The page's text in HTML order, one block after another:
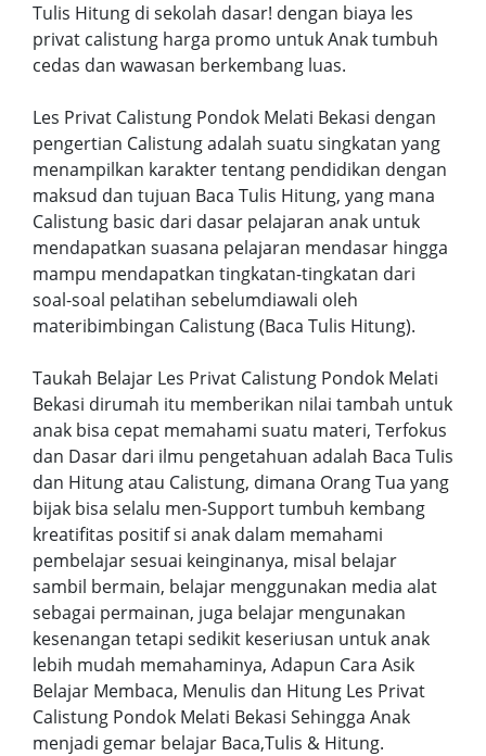
Tulis Hitung di sekolah dasar! dengan biaya les
privat calistung harga promo untuk Anak tumbuh
cedas dan wawasan berkembang luas.
Les Privat Calistung Pondok Melati Bekasi dengan
pengertian Calistung adalah suatu singkatan yang
menampilkan karakter tentang pendidikan dengan
maksud dan tujuan Baca Tulis Hitung, yang mana
Calistung basic dari dasar pelajaran anak untuk
mendapatkan suasana pelajaran mendasar hingga
mampu mendapatkan tingkatan-tingkatan dari
soal-soal pelatihan sebelumdiawali oleh
materibimbingan Calistung (Baca Tulis Hitung).
Taukah Belajar Les Privat Calistung Pondok Melati
Bekasi dirumah itu memberikan nilai tambah untuk
anak bisa cepat memahami suatu materi, Terfokus
dan Dasar dari ilmu pengetahuan adalah Baca Tulis
dan Hitung atau Calistung, dimana Orang Tua yang
bijak bisa selalu men-Support tumbuh kembang
kreatifitas positif si anak dalam memahami
pembelajar sesuai keinginanya, misal belajar
sambil bermain, belajar menggunakan media alat
sebagai permainan, juga belajar mengunakan
kesenangan tetapi sedikit keseriusan untuk anak
lebih mudah memahaminya, Adapun Cara Asik
Belajar Membaca, Menulis dan Hitung Les Privat
Calistung Pondok Melati Bekasi Sehingga Anak
menjadi gemar belajar Baca,Tulis & Hitung.